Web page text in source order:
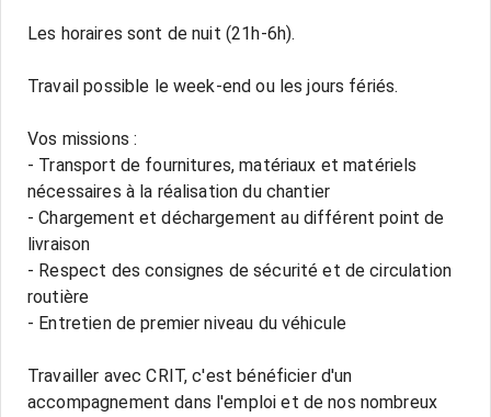
Les horaires sont de nuit (21h-6h).
Travail possible le week-end ou les jours fériés.
Vos missions :
- Transport de fournitures, matériaux et matériels
nécessaires à la réalisation du chantier
- Chargement et déchargement au différent point de
livraison
- Respect des consignes de sécurité et de circulation
routière
- Entretien de premier niveau du véhicule
Travailler avec CRIT, c'est bénéficier d'un
accompagnement dans l'emploi et de nos nombreux